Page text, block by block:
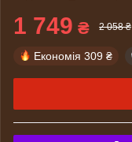
1 749 ₴ 2 058 ₴
Економія 309 ₴